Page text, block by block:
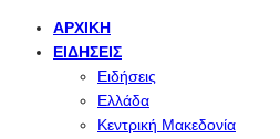
ΑΡΧΙΚΉ
ΕΙΔΉΣΕΙΣ
Ειδήσεις
Ελλάδα
Κεντρική Μακεδονία